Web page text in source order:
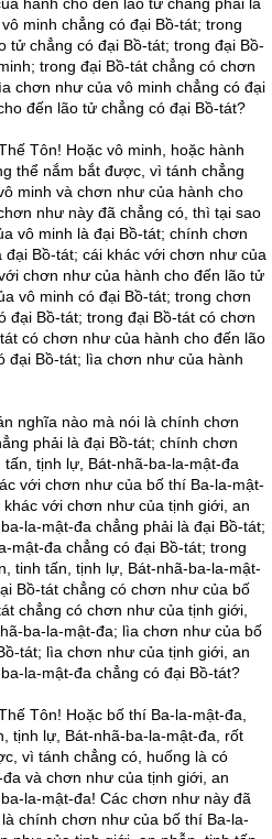
minh chẳng có đại Bồ-tát; trong
tử chẳng có đại Bồ-tát; trong đại Bồ-
trong đại Bồ-tát chẳng có chơn
chơn như của vô minh chẳng có đại
đến lão tử chẳng có đại Bồ-tát?
Tôn! Hoặc vô minh, hoặc hành
thể nắm bắt được, vì tánh chẳng
minh và chơn như của hành cho
như này đã chẳng có, thì tại sao
vô minh là đại Bồ-tát; chính chơn
Bồ-tát; cái khác với chơn như của
chơn như của hành cho đến lão tử
vô minh có đại Bồ-tát; trong chơn
đại Bồ-tát; trong đại Bồ-tát có chơn
có chơn như của hành cho đến lão
đại Bồ-tát; lìa chơn như của hành
nghĩa nào mà nói là chính chơn
phải là đại Bồ-tát; chính chơn
tịnh lự, Bát-nhã-ba-la-mật-đa
với chơn như của bố thí Ba-la-mật-
với chơn như của tịnh giới, an
la-mật-đa chẳng phải là đại Bồ-tát;
mật-đa chẳng có đại Bồ-tát; trong
tinh tấn, tịnh lự, Bát-nhã-ba-la-mật-
Bồ-tát chẳng có chơn như của bố
chẳng có chơn như của tịnh giới,
ba-la-mật-đa; lìa chơn như của bố
tát; lìa chơn như của tịnh giới, an
la-mật-đa chẳng có đại Bồ-tát?
Tôn! Hoặc bố thí Ba-la-mật-đa,
tịnh lự, Bát-nhã-ba-la-mật-đa, rốt
vì tánh chẳng có, huống là có
và chơn như của tịnh giới, an
la-mật-đa! Các chơn như này đã
chính chơn như của bố thí Ba-la-